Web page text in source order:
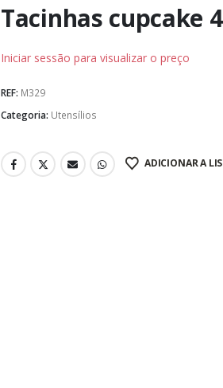
Tacinhas cupcake
Iniciar sessão para visualizar o preço
REF: M329
Categoria: Utensílios
ADICIONAR A